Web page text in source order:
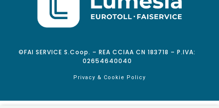
©FAI SERVICE S.Coop. – REA CCIAA CN 183718 – P.IVA:
02654640040
Privacy & Cookie Policy